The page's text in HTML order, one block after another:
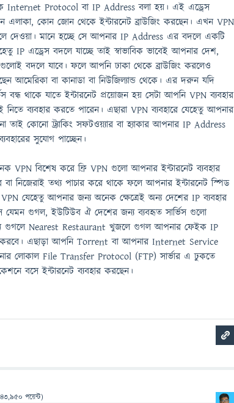
Internet Protocol বা IP Address বলা হয়। এই এড্রেস
কোন জোন থেকে ইন্টারনেট ব্রাউজিং করছেন। এখন VPN
দেওয়া। মানে হচ্ছে সে আপনার IP Address এর বদলে একটি
IP এড্রেস বদলে যাচ্ছে তাই স্বাভাবিক ভাবেই আপনার দেশ,
বদলে যাবে। ফলে আপনি ঢাকা থেকে ব্রাউজিং করলেও
আমেরিকা বা কানাডা বা নিউজিল্যান্ড থেকে। এর দরুন যদি
বন্ধ থাকে যাতে ইন্টারনেট প্রয়োজন হয় সেটা আপনি VPN ব্যবহার
ব্যবহার করতে পারেন। এছারা VPN ব্যবহারে যেহেতু আপনার
কোনো ট্র্যাকিং সফটওয়্যার বা হ্যাকার আপনার IP Address
সুযোগ পাচ্ছেন।
VPN বিশেষ করে ফ্রি VPN গুলো আপনার ইন্টারনেট ব্যবহার
নিজেরাই তথ্য পাচার করে থাকে ফলে আপনার ইন্টারনেট স্পিড
যেহেতু আপনার জন্য অনেক ক্ষেত্রেই অন্য দেশের IP ব্যবহার
যেমন গুগল, ইউটিউব ঐ দেশের জন্য ব্যবহৃত সার্ভিস গুলো
গুগলে Nearest Restaurant খুজলে গুগল আপনার ফেইক IP
করবে। এছাড়া আপনি Torrent বা আপনার Internet Service
লোকাল File Transfer Protocol (FTP) সার্ভার এ ঢুকতে
বসে ইন্টারনেট ব্যবহার করছেন।
43,950 পয়েন্ট)